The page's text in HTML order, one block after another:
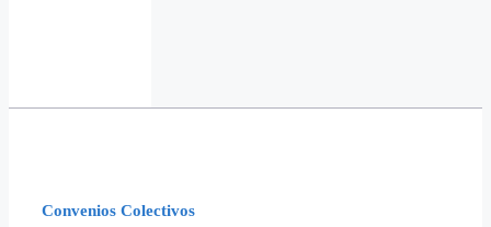
Convenios Colectivos